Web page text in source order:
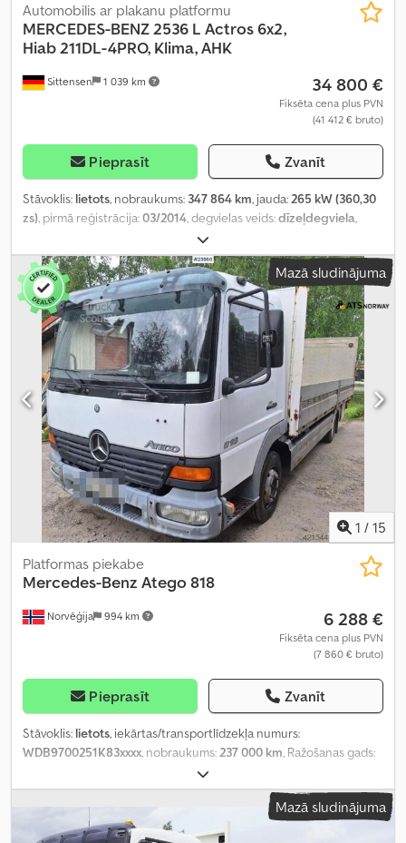
Sittensen 1 039 km
Automobilis ar plakanu platformu
MERCEDES-BENZ2536 L Actros 6x2,
Hiab 211DL-4PRO, Klima, AHK
34 800 €
Fiksēta cena plus PVN
(41 412 € bruto)
Pieprasīt Zvanīt
Stāvoklis: lietots, nobraukums: 347 864 km, jauda:265 kW (360,30
zs), pirmā reģistrācija:03/2014, degvielas veids:dīzeļdegviela,
, asu konfigurācija:
pārnesuma veids:automātisks, emisijas klase:Euro 5, kopējais
platums:2 550 mm, kopējais augstums:3 800 mm, iekraušanas
telpas tilpums:16 m³, krautuves garums:6 550 mm, iekraušanas
vietas platums:2 490 mm, iekraušanas telpas augstums:950 mm,
Aprīkojums:ABS, celtnis, elektroniskā stabilitātes programma
(ESP), gaisa kondicionēšana,
Mazā sludinājuma
1 / 15
Norvēģija 994 km
Platformas piekabe
Mercedes-Benz Atego 818
6 288 €
Fiksēta cena plus PVN
(7 860 € bruto)
Pieprasīt Zvanīt
Stāvoklis: lietots, iekārtas/transportlīdzekļa numurs:
WDB9700251K83xxxx, nobraukums:237 000 km, Ražošanas gads:
Mazā sludinājuma